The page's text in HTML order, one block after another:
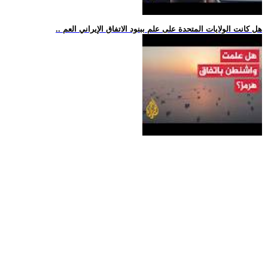
.. هل كانت الولايات المتحدة على علم ببنود الاتفاق الإيراني العم